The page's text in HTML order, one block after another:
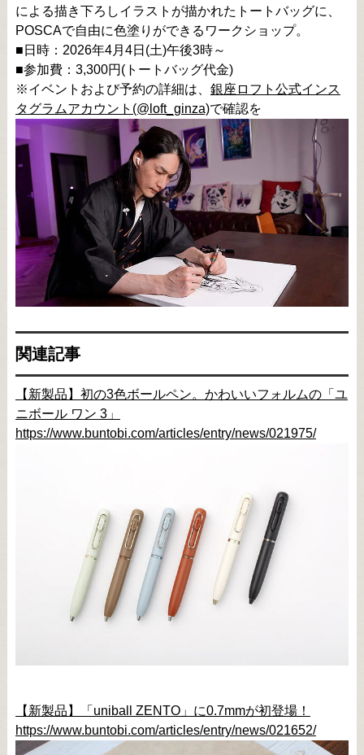
による描き下ろしイラストが描かれたトートバッグに、
POSCAで自由に色塗りができるワークショップ。
■日時：2026年4月4日(土)午後3時～
■参加費：3,300円(トートバッグ代金)
※イベントおよび予約の詳細は、 銀座ロフト公式インス
タグラムアカウント(@loft_ginza)で確認を
関連記事
【新製品】初の3色ボールペン。かわいいフォルムの「ユ
ニボール ワン 3」
https://www.buntobi.com/articles/entry/news/021975/
【新製品】「uniball ZENTO」に0.7mmが初登場！
https://www.buntobi.com/articles/entry/news/021652/